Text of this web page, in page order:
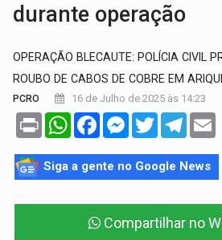
durante operação
OPERAÇÃO BLECAUTE: POLÍCIA CIVIL
ROUBO DE CABOS DE COBRE EM
PCRO 16 de Julho de 2025 às 14:23
Print WhatsAppFacebookMessenger
Twitter
Siga a gente no Google News
Compartilhar no